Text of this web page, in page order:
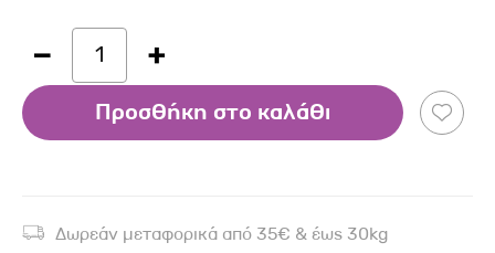
1
Προσθήκη στο καλάθι
Δωρεάν μεταφορικά από 35€ & έως 30kg